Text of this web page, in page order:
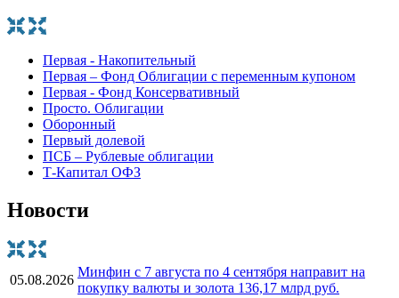
Первая - Накопительный
Первая – Фонд Облигации с переменным купоном
Первая - Фонд Консервативный
Просто. Облигации
Оборонный
Первый долевой
ПСБ – Рублевые облигации
Т-Капитал ОФЗ
Новости
05.08.2026
Минфин с 7 августа по 4 сентября направит на
покупку валюты и золота 136,17 млрд руб.